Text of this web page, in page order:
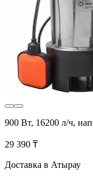
900 Вт, 16200 л/ч,
29 390 ₸
Доставка в Атырау